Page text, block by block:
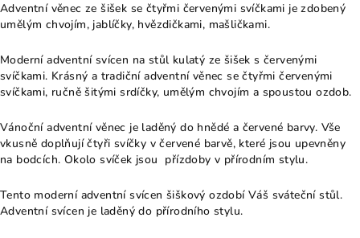
Adventní věnec ze šišek se čtyřmi červenými svíčkami je zdobený
umělým chvojím, jablíčky, hvězdičkami, mašličkami.
Moderní adventní svícen na stůl kulatý ze šišek s červenými
svíčkami. Krásný a tradiční adventní věnec se čtyřmi červenými
svíčkami, ručně šitými srdíčky, umělým chvojím a spoustou ozdob.
Vánoční adventní věnec je laděný do hnědé a červené barvy. Vše
vkusně doplňují čtyři svíčky v červené barvě, které jsou upevněny
na bodcích. Okolo svíček jsou přízdoby v přírodním stylu.
Tento moderní adventní svícen šiškový ozdobí Váš sváteční stůl.
Adventní svícen je laděný do přírodního stylu.